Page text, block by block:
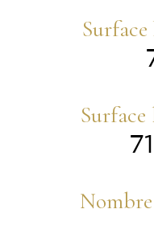
Surface